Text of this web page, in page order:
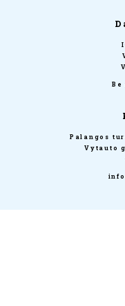
Be
Palangos
Vytauto